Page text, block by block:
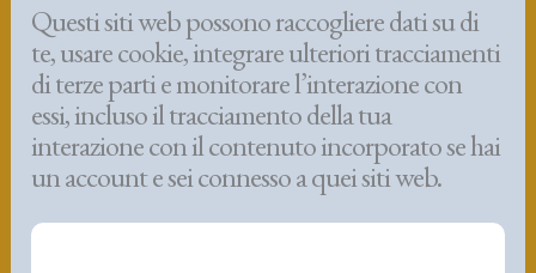
Questi siti web possono raccogliere dati su di
te, usare cookie, integrare ulteriori tracciamenti
di terze parti e monitorare l’interazione con
essi, incluso il tracciamento della tua
interazione con il contenuto incorporato se hai
un account e sei connesso a quei siti web.